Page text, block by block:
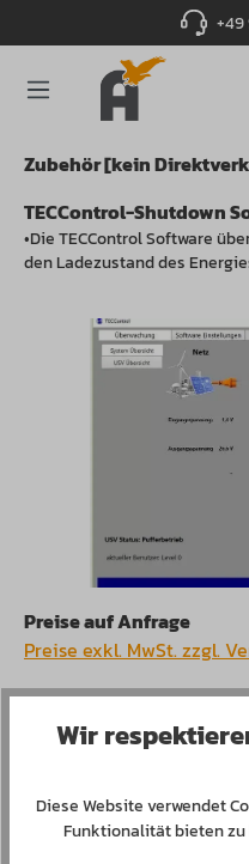
+49
Zubehör [kein
TECControl-Shutdown
•Die TECControl Software
den Ladezustand des
Bildergalerie überspringen
Preise auf Anfrage
Preise exkl. MwSt. zzgl.
Wir
Diese Website verwendet
Funktionalität bieten zu